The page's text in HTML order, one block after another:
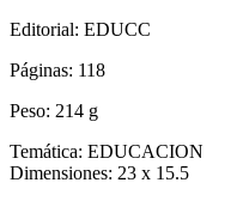
Editorial: EDUCC
Páginas: 118
Peso: 214 g
Temática: EDUCACION
Dimensiones: 23 x 15.5